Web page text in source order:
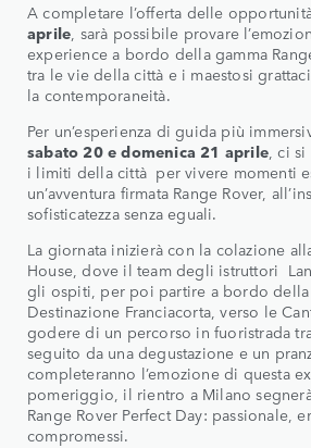
A completare l’offerta delle
aprile, sarà possibile provare
experience a bordo della gamma
tra le vie della città e i maestosi
la contemporaneità.
Per un’esperienza di guida più
sabato 20 e domenica 21 aprile, ci
i limiti della città per vivere momenti
un’avventura firmata Range Rover,
sofisticatezza senza eguali.
La giornata inizierà con la colazione
House, dove il team degli istruttori
gli ospiti, per poi partire a bordo della
Destinazione Franciacorta, verso le
godere di un percorso in fuoristrada
seguito da una degustazione e un
completeranno l’emozione di questa
pomeriggio, il rientro a Milano
Range Rover Perfect Day: passionale,
compromessi.